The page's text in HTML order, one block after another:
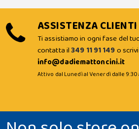
ASSISTENZA CLIENTI
Ti assistiamo in ogni fase del
contatta il349 11 91 149o
info@dadiemattoncini.it
Attivo dal Lunedì al Venerdì dalle 9:30